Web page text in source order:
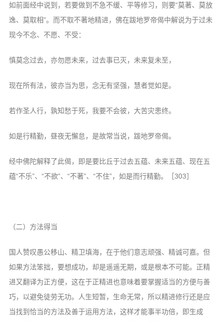
如前面经中说到，若要做到不急不缓、平等修习，则要“莫著、莫放
逸、莫取相”。而不取不著地精进，佛在跋地罗帝偈中解说为于过未
现今不念、不愿、不受：
慎莫念过去，亦勿愿未来，过去事已灭，未来复未至，
现在所有法，彼亦当为思，念无有坚强，慧者觉如是。
若作圣人行，孰知愁于死，我要不会彼，大苦灾患终。
如是行精勤，昼夜无懈怠，是故常当说，跋地罗帝偈。
经中佛陀解释了此偈，即是要比丘于过去五蕴、未来五蕴、现在五
蕴“不乐”、“不欲”、“不著”、“不住”，如是而行精勤。［303］
（二）方法得当
国人赞叹愚公移山、精卫填海，在于他们意志顽强、精诚可嘉。但
如果方法笨拙，要想成功，却是遥遥无期，或是根本不可能。正精
进又翻译为正方便，这在于正精进也意味着要掌握适当的方便与善
巧，以避免徒劳无功。人生短暂，生命无常，所以精进修行还是应
当找到恰当的方法及善于运用方法，这样才能事半功倍，即生成